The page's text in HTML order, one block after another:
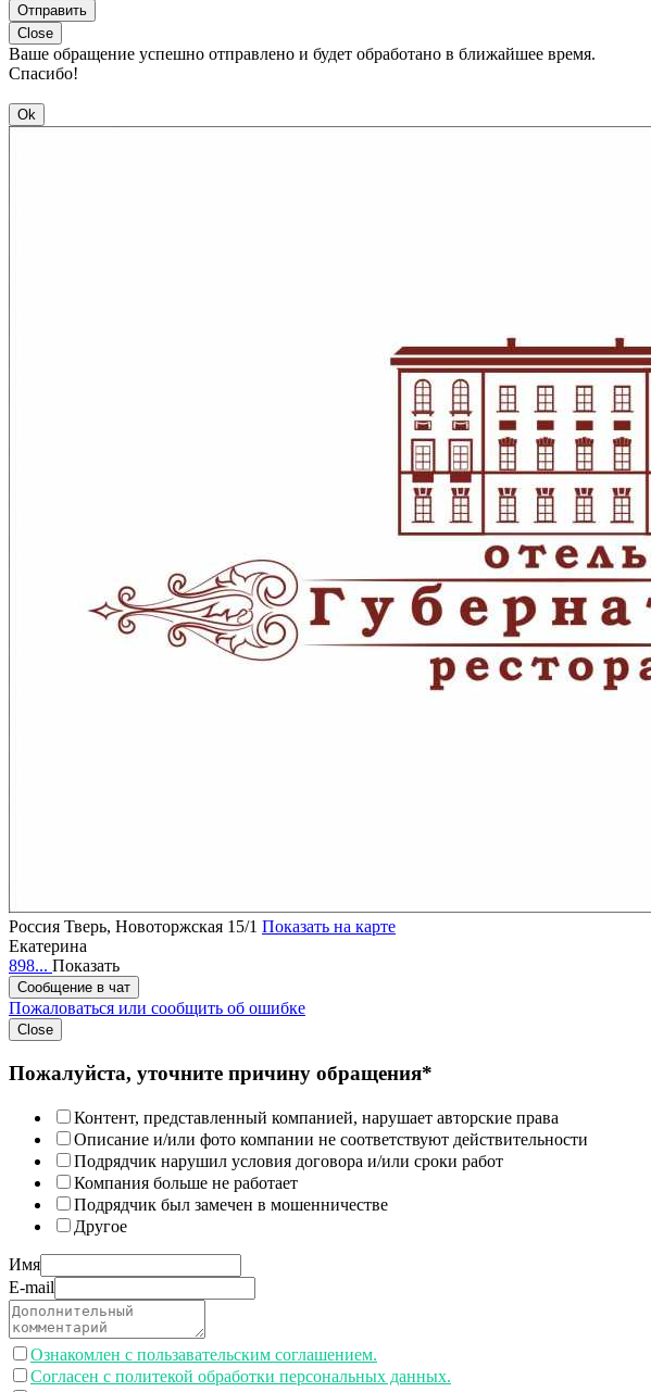
Отправить
Close
Ваше обращение успешно отправлено и будет обработано в ближайшее время.
Спасибо!
Ok
Россия Тверь, Новоторжская 15/1 Показать на карте
Екатерина
898... Показать
Сообщение в чат
Пожаловаться или сообщить об ошибке
Close
Пожалуйста, уточните причину обращения*
Контент, представленный компанией, нарушает авторские права
Описание и/или фото компании не соответствуют действительности
Подрядчик нарушил условия договора и/или сроки работ
Компания больше не работает
Подрядчик был замечен в мошенничестве
Другое
Имя
E-mail
Ознакомлен с пользавательским соглашением.
Согласен с политекой обработки персональных данных.